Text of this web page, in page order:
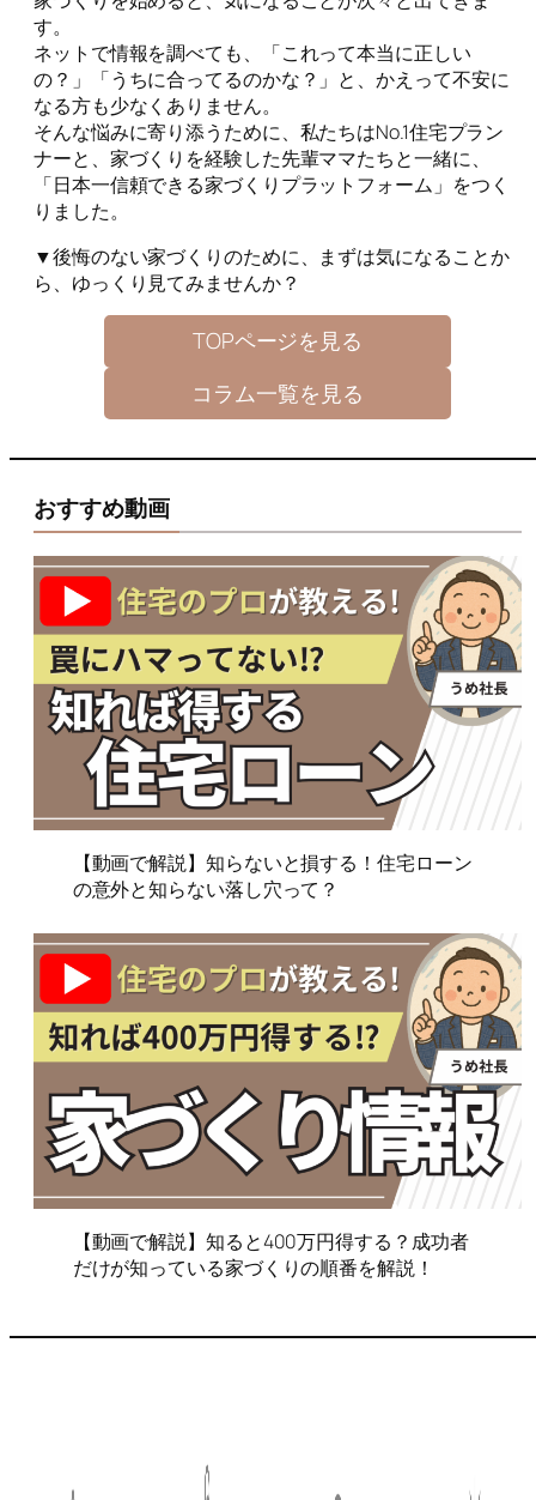
す。
ネットで情報を調べても、「これって本当に正しい
の？」「うちに合ってるのかな？」と、かえって不安に
なる方も少なくありません。
そんな悩みに寄り添うために、私たちはNo.1住宅プラン
ナーと、家づくりを経験した先輩ママたちと一緒に、
「日本一信頼できる家づくりプラットフォーム」をつく
りました。
▼後悔のない家づくりのために、まずは気になることか
ら、ゆっくり見てみませんか？
TOPページを見る
コラム一覧を見る
おすすめ動画
【動画で解説】知らないと損する！住宅ローン
の意外と知らない落し穴って？
【動画で解説】知ると400万円得する？成功者
だけが知っている家づくりの順番を解説！